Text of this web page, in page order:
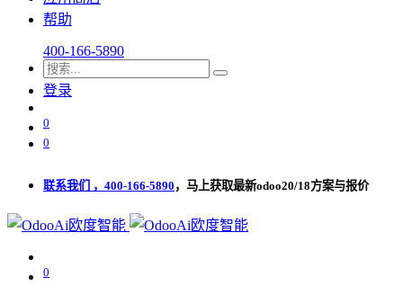
帮助
400-166-5890
登录
0
0
联系我们 ，400-166-5890 ，马上获取最新odoo20/18方案与报价
0